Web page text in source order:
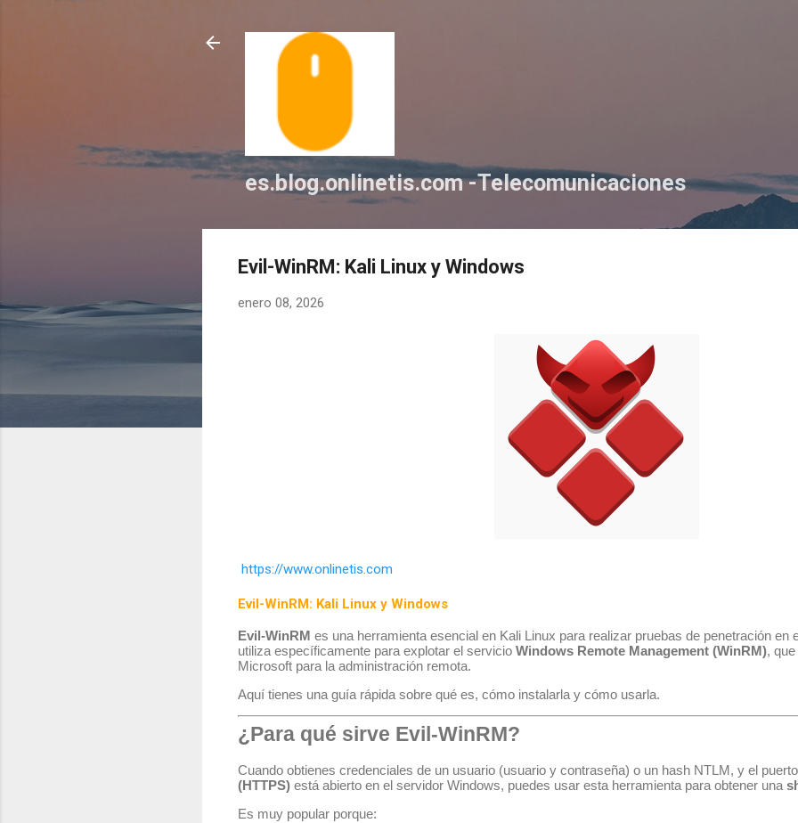
es.blog.onlinetis.com -Telecomunicaciones
Evil-WinRM: Kali Linux y Windows
enero 08, 2026
https://www.onlinetis.com
Evil-WinRM: Kali Linux y Windows
Evil-WinRM es una herramienta esencial en Kali Linux para realizar pruebas de penetración en
utiliza específicamente para explotar el servicio Windows Remote Management (WinRM),
Microsoft para la administración remota.
Aquí tienes una guía rápida sobre qué es, cómo instalarla y cómo usarla.
¿Para qué sirve Evil-WinRM?
Cuando obtienes credenciales de un usuario (usuario y contraseña) o un hash NTLM, y el
(HTTPS) está abierto en el servidor Windows, puedes usar esta herramienta para obtener una
Es muy popular porque: